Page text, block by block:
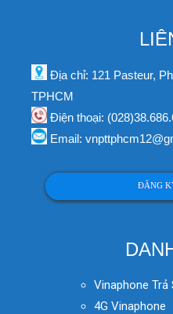
Địa chỉ: 121 Pasteur,
TPHCM
Điện thoại:
Email:
ĐĂNG
Vinaphone Trả
4G Vinaphone